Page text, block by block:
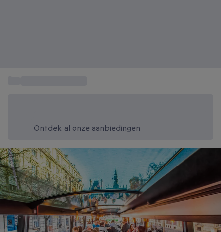
Ontdek al onze aanbiedingen